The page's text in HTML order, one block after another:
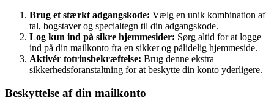
Brug et stærkt adgangskode: Vælg en unik kombination af
tal, bogstaver og specialtegn til din adgangskode.
Log kun ind på sikre hjemmesider: Sørg altid for at logge
ind på din mailkonto fra en sikker og pålidelig hjemmeside.
Aktivér totrinsbekræftelse: Brug denne ekstra
sikkerhedsforanstaltning for at beskytte din konto yderligere.
Beskyttelse af din mailkonto